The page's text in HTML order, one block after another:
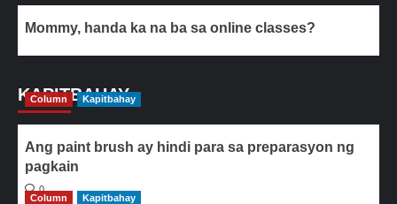
Mommy, handa ka na ba sa online classes?
KAPITBAHAY
Column Kapitbahay
Ang paint brush ay hindi para sa preparasyon ng
pagkain
0
Column
Kapitbahay